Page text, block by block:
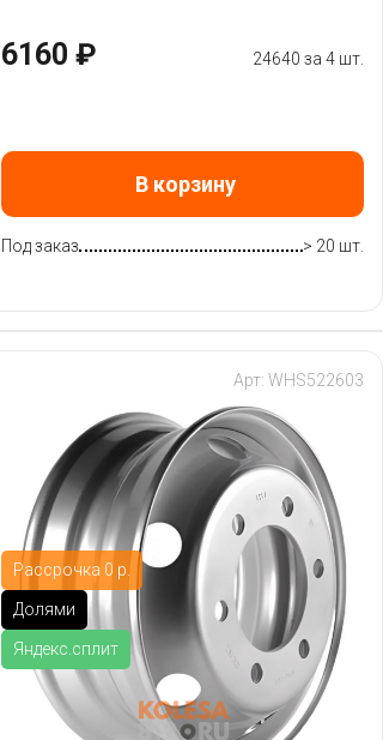
6160 ₽ 24640 за 4 шт.
В корзину
Под заказ > 20 шт.
Рассрочка 0 р.
Долями
Яндекс.сплит
Арт: WHS522603